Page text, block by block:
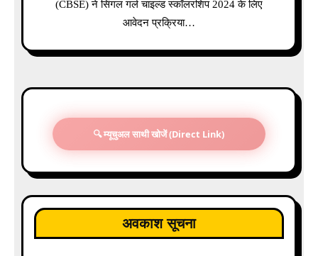
(CBSE) ने सिंगल गर्ल चाइल्ड स्कॉलरशिप 2024 के लिए
आवेदन प्रक्रिया…
🔍 म्यूचुअल साथी खोजें (Direct Link)
अवकाश सूचना